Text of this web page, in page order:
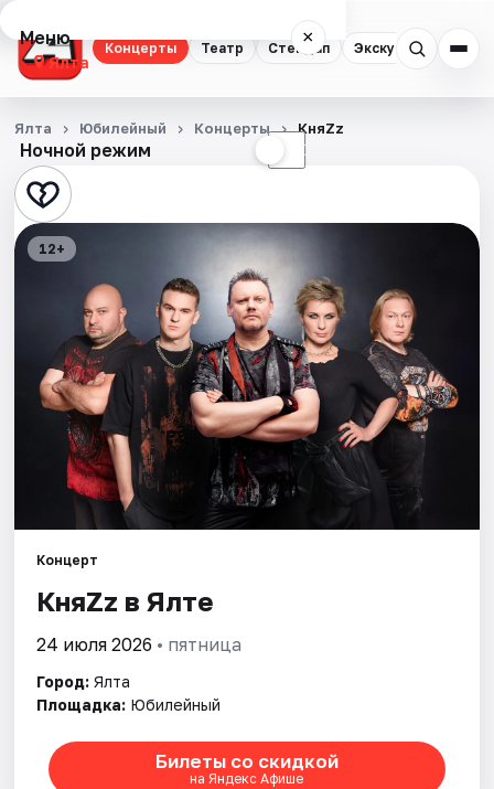
Концерты Театр Стендап Экскурсии
Меню ×
Ялта
Концерты
Театр
Стендап
События
Города
Площадки
Артисты
Рейтинги
Ночной режим ☾
Ялта Юбилейный Концерты КняZz
12+
Концерт
КняZz в Ялте
24 июля 2026 • пятница
Город: Ялта
Площадка: Юбилейный
Билеты со скидкой
на Яндекс Афише